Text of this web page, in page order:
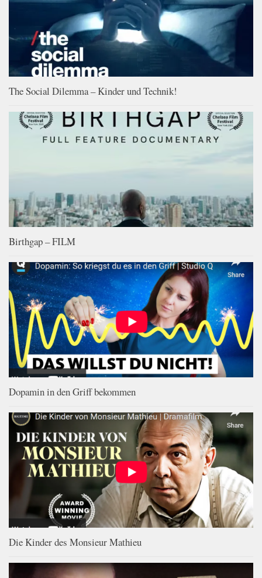
The Social Dilemma – Kinder und Technik!
Birthgap – FILM
Dopamin in den Griff bekommen
Die Kinder des Monsieur Mathieu